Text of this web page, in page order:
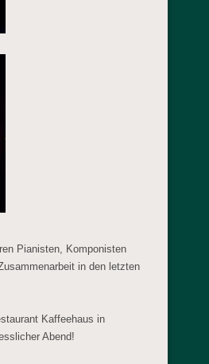
Pianisten, Komponisten
in den letzten
Kaffeehaus in
Abend!